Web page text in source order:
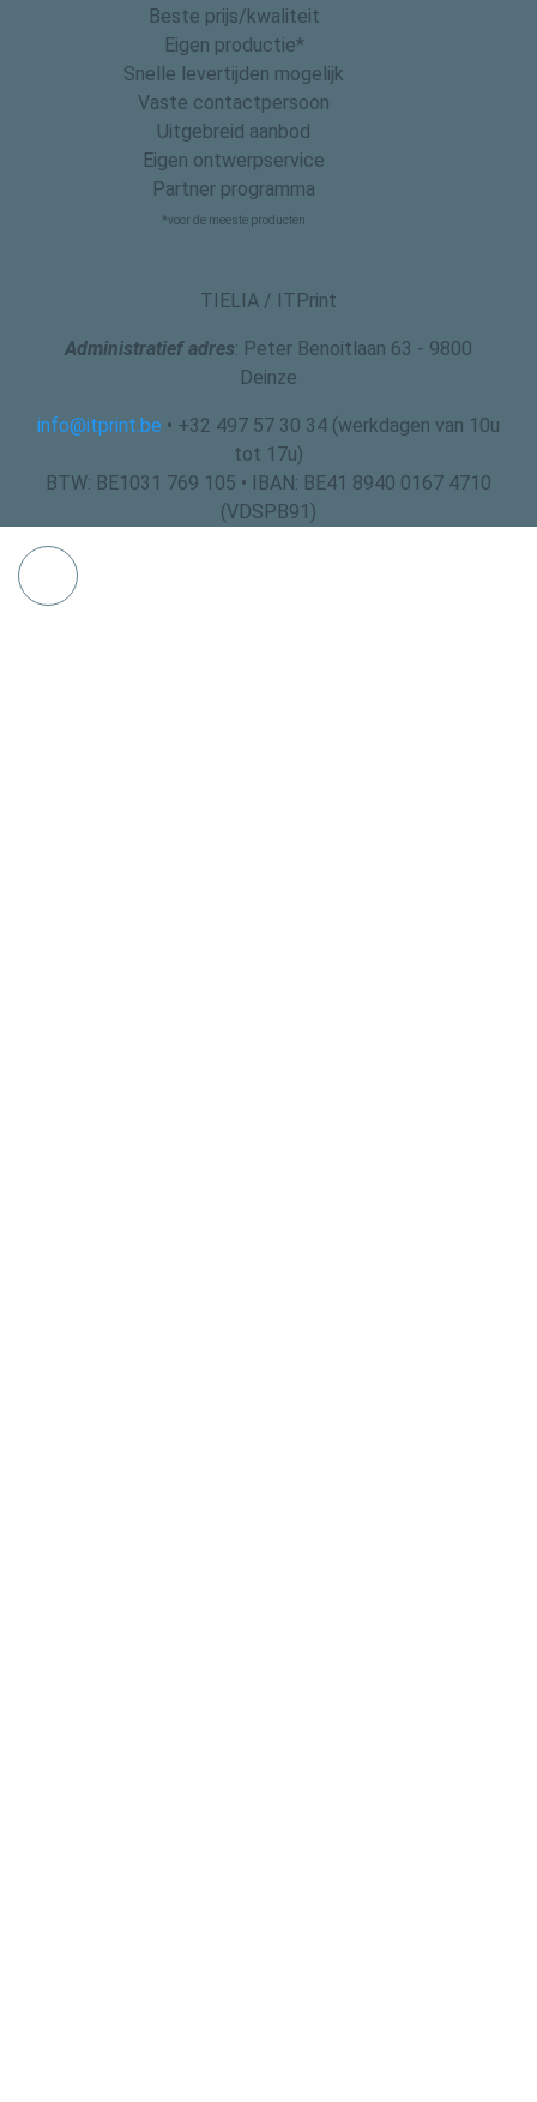
Beste prijs/kwaliteit
Eigen productie*
Snelle levertijden mogelijk
Vaste contactpersoon
Uitgebreid aanbod
Eigen ontwerpservice
Partner programma
*voor de meeste producten
TIELIA / ITPrint
Administratief adres: Peter Benoitlaan 63 - 9800
Deinze
info@itprint.be • +32 497 57 30 34 (werkdagen van 10u
tot 17u)
BTW: BE1031 769 105 • IBAN: BE41 8940 0167 4710
(VDSPB91)